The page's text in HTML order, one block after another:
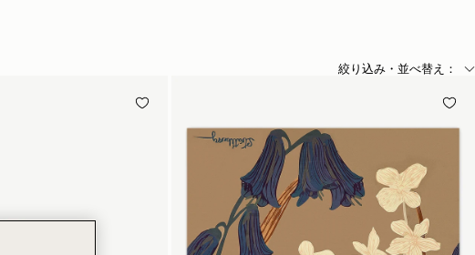
絞り込み・並べ替え：